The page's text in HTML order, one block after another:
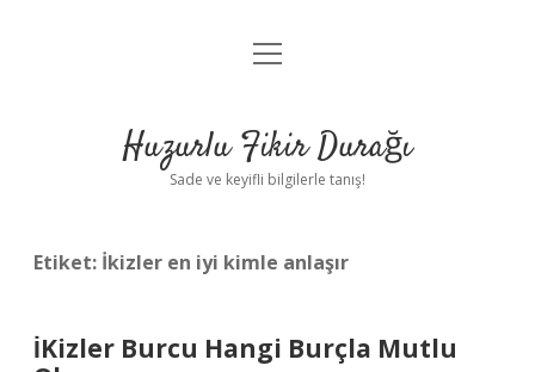
Anasayfa
Yasal Uyarı
menüyü
Huzurlu Fikir Durağı
Sade ve keyifli bilgilerle tanış!
Etiket: İkizler en iyi kimle anlaşır
İKizler Burcu Hangi Burçla Mutlu